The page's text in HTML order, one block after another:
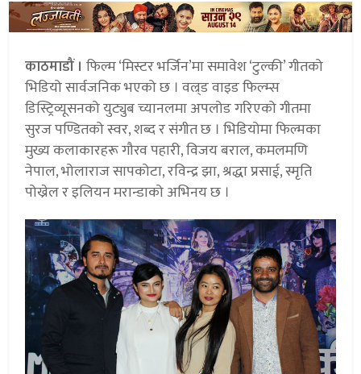
काठमाडौं । फिल्म ‘मिस्टर भर्जिन’मा समावेश ‘टुल्की’ गीतको
भिडियो सार्वजनिक भएको छ । वल्र्ड वाइड फिल्म्स
डिस्ट्रिव्यूसनको युट्युब च्यानलमा अपलोड गरिएको गीतमा
सुरज पण्डितको स्वर, शब्द र संगीत छ । भिडियोमा फिल्मका
मुख्य कलाकारहरू गौरव पहारी, विजय बराल, कमलमणि
नेपाल, भोलाराज सापकोटा, रविन्द्र झा, श्रद्धा प्रसाई, स्मृति
पोख्रेल र इलियन मरान्डाको अभिनय छ ।